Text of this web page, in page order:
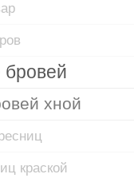
хной
краской